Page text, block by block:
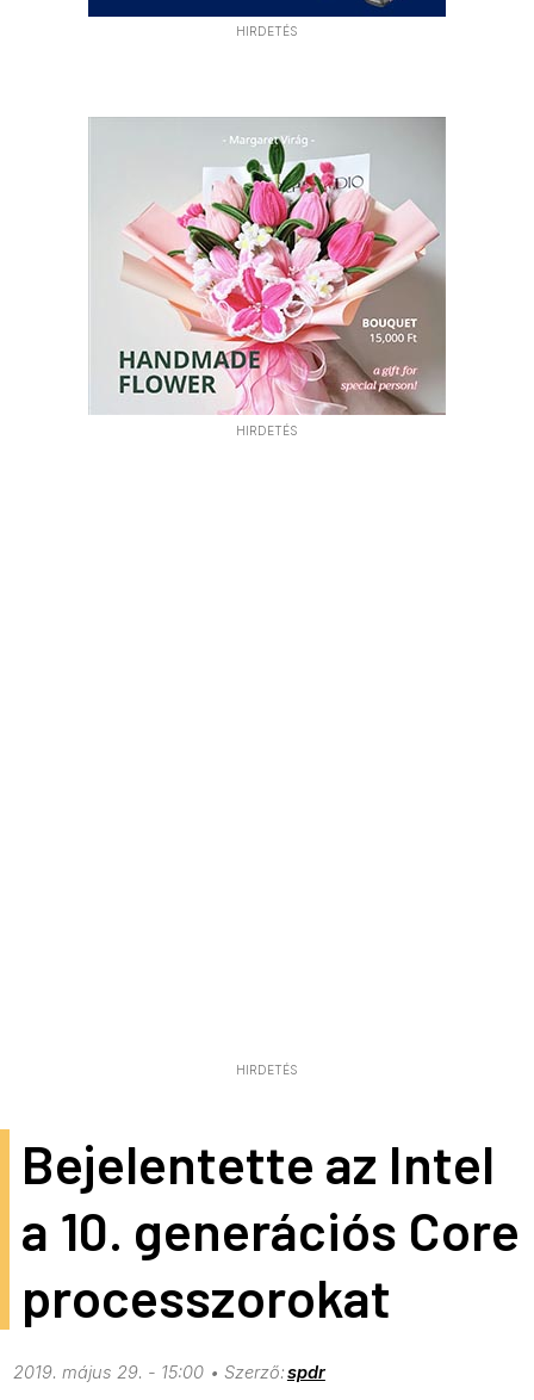
HIRDETÉS
HIRDETÉS
HIRDETÉS
Bejelentette az Intel
a 10. generációs Core
processzorokat
2019. május 29. - 15:00 spdr